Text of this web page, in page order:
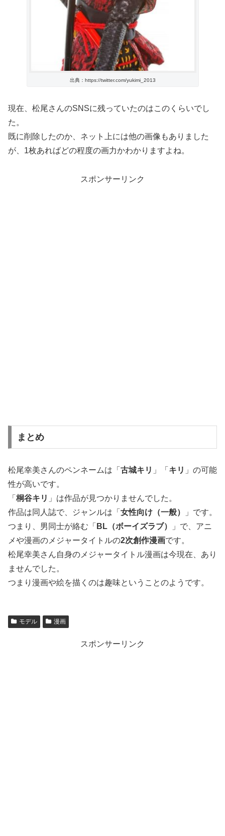
出典：https://twitter.com/yukimi_2013
現在、松尾さんのSNSに残っていたのはこのくらいでし
た。
既に削除したのか、ネット上には他の画像もありました
が、1枚あればどの程度の画力かわかりますよね。
スポンサーリンク
まとめ
松尾幸美さんのペンネームは「 古城キリ 」「 キリ 」の可能
性が高いです。
「 桐谷キリ 」は作品が見つかりませんでした。
作品は同人誌で、ジャンルは「 女性向け（一般）
」です。
つまり、男同士が絡む「 BL（ボーイズラブ）
」で、アニ
メや漫画のメジャータイトルの2次創作漫画です。
松尾幸美さん自身のメジャータイトル漫画は今現在、あり
ませんでした。
つまり漫画や絵を描くのは趣味ということのようです。
モデル 漫画
スポンサーリンク